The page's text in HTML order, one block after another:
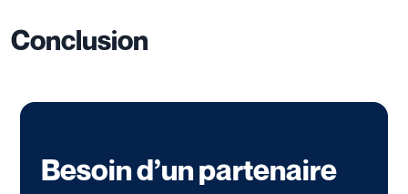
Conclusion
Besoin d’un partenaire